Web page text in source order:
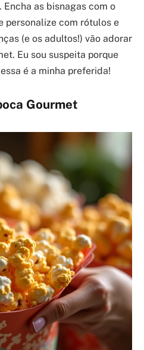
as bisnagas com o
personalize com rótulos e
(e os adultos!) vão adorar
Eu sou suspeita porque
é a minha preferida!
Gourmet